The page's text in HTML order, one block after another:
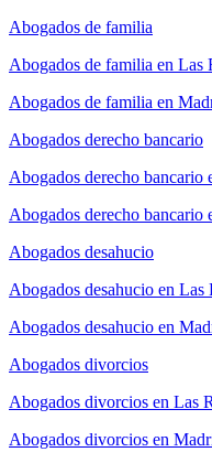
Abogados de familia
Abogados de familia en Las
Abogados de familia en
Abogados derecho bancario
Abogados derecho bancario
Abogados derecho bancario
Abogados desahucio
Abogados desahucio en Las
Abogados desahucio en
Abogados divorcios
Abogados divorcios en Las
Abogados divorcios en